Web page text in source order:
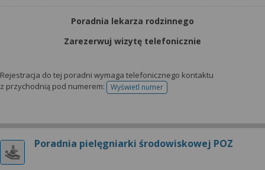
Poradnia lekarza rodzinnego
Zarezerwuj wizytę telefonicznie
Rejestracja do tej poradni wymaga telefonicznego kontaktu
z przychodnią pod numerem:
Wyświetl numertelefonu do rejestracji
Poradnia pielęgniarki środowiskowej POZ